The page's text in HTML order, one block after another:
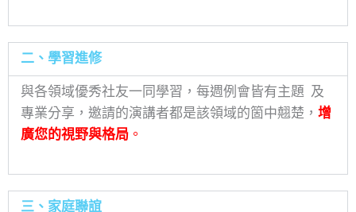
二、學習進修
與各領域優秀社友一同學習，每週例會皆有主題 及
專業分享，邀請的演講者都是該領域的箇中翹楚， 增
廣您的視野與格局 。
三、家庭聯誼